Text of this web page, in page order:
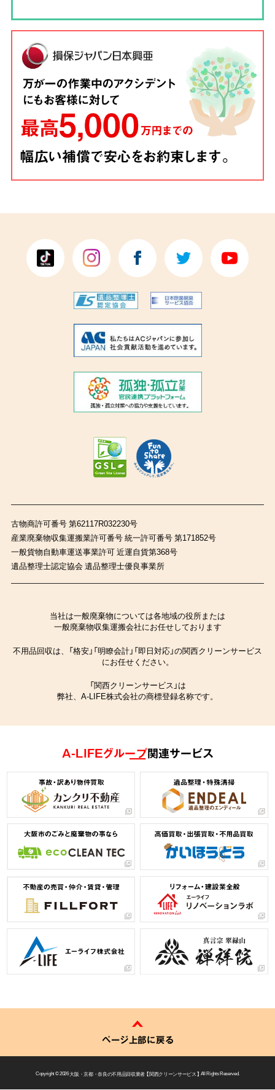
古物商許可番号 第62117R032230号
産業廃棄物収集運搬業許可番号 統一許可番号 第171852号
一般貨物自動車運送事業許可 近運自貨第368号
遺品整理士認定協会 遺品整理士優良事業所
当社は一般廃棄物については各地域の役所または
一般廃棄物収集運搬会社にお任せしております
不用品回収は、「格安」「明瞭会計」「即日対応」の関西クリーンサービス
にお任せください。
「関西クリーンサービス」は
弊社、A-LIFE株式会社の商標登録名称です。
A-LIFEグループ関連サービス
ページ上部に戻る
Copyright © 2026大阪・京都・奈良の不用品回収業者 【 関西クリーンサービス 】 All Rights Reserved.